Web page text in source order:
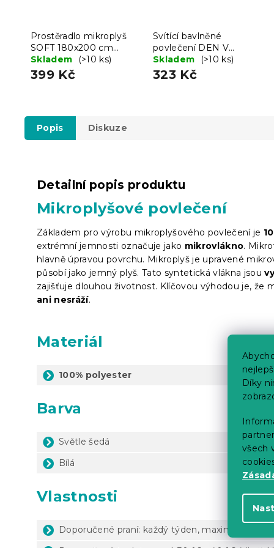
Díky
všech
Prostěradlo mikroplyš
SOFT 180x200 cm
světle šedé
Skladem (>10 ks)
399 Kč
Svítící bavlněné
povlečení DEN V
PAŘÍŽI, NOC V
LONDÝNĚ bílé
Skladem (>10 ks)
323 Kč
Popis Diskuze
Detailní popis produktu
Mikroplyšové povlečení
Základem pro výrobu mikroplyšového povlečení je
extrémní jemnosti označuje jako mikrovlákno.
hlavně úpravou povrchu. Mikroplyš je upravené
působí jako jemný plyš. Tato syntetická vlákna jsou
zajišťuje dlouhou životnost. Klíčovou výhodou je, že
ani nesráží.
Materiál
100% polyester
Barva
Světle šedá
Bílá
Vlastnosti
Doporučené praní: každý týden, maximálně 1x za